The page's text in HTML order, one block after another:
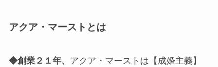
アクア・マーストとは
◆創業２１年、 アクア・マーストは【成婚主義】